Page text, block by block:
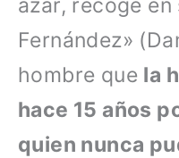
azar, recoge en
Fernández»
hombre que la
hace 15 años
quien nunca